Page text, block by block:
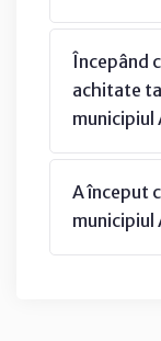
Începând
achitate
municipiul
A început
municipiul